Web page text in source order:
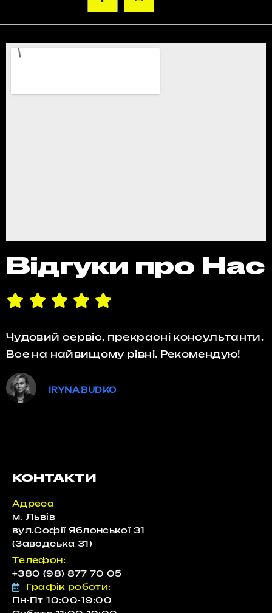
КОНТАКТИ
Адреса
м. Львів
вул.Софії Яблонської 31
(Заводська 31)
Телефон:
+380 (98) 877 70 05
Графік роботи:
Пн-Пт 10:00-19:00
Відгуки про Нас
Чудовий сервіс, прекрасні консультанти.
Все на найвищому рівні. Рекомендую!
IRYNA BUDKO